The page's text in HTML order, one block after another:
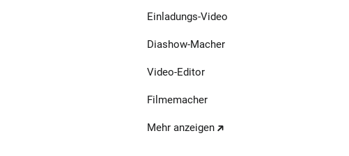
Einladungs-Video
Diashow-Macher
Video-Editor
Filmemacher
Mehr anzeigen